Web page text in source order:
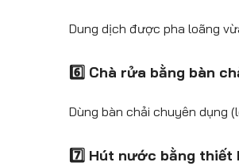
Dung dịch được pha loãng
6️⃣ Chà rửa bằng bàn
Dùng bàn chải chuyên dụng
7️⃣ Hút nước bằng thiết